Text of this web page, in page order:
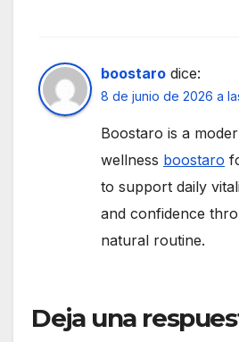
boostaro dice:
8 de junio de 2026 a
Boostaro is a
wellness boostaro
to support daily
and confidence
natural routine.
Deja una